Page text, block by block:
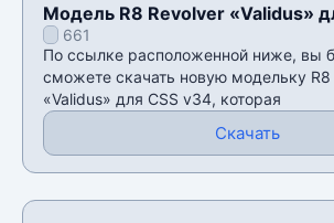
Модель R8 Revolver «Validus»
661
По ссылке расположенной ниже, вы
сможете скачать новую модельку R8
«Validus» для CSS v34, которая
Скачать